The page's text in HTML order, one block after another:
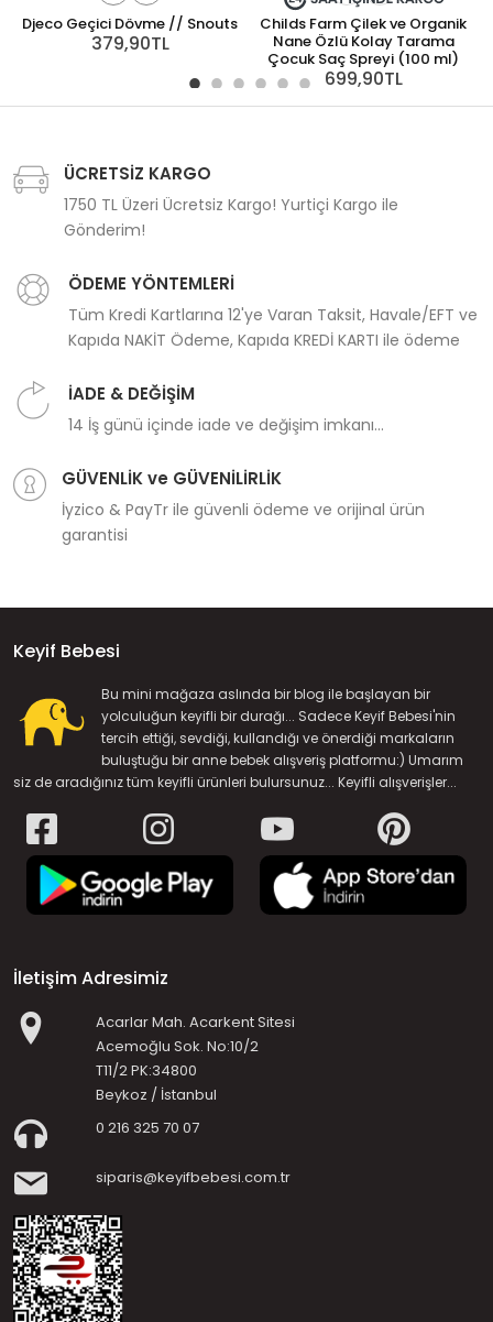
Djeco Geçici Dövme // Snouts
379,90TL
Childs Farm Çilek ve Organik
Nane Özlü Kolay Tarama
Çocuk Saç Spreyi (100 ml)
699,90TL
ÜCRETSİZ KARGO
1750 TL Üzeri Ücretsiz Kargo! Yurtiçi Kargo ile
Gönderim!
ÖDEME YÖNTEMLERİ
Tüm Kredi Kartlarına 12'ye Varan Taksit, Havale/EFT ve
Kapıda NAKİT Ödeme, Kapıda KREDİ KARTI ile ödeme
İADE & DEĞİŞİM
14 İş günü içinde iade ve değişim imkanı...
GÜVENLİK ve GÜVENİLİRLİK
İyzico & PayTr ile güvenli ödeme ve orijinal ürün
garantisi
Keyif Bebesi
Bu mini mağaza aslında bir blog ile başlayan bir
yolculuğun keyifli bir durağı... Sadece Keyif Bebesi'nin
tercih ettiği, sevdiği, kullandığı ve önerdiği markaların
buluştuğu bir anne bebek alışveriş platformu:) Umarım
siz de aradığınız tüm keyifli ürünleri bulursunuz... Keyifli alışverişler...
İletişim Adresimiz
Acarlar Mah. Acarkent Sitesi
Acemoğlu Sok. No:10/2
T11/2 PK:34800
Beykoz / İstanbul
0 216 325 70 07
siparis@keyifbebesi.com.tr